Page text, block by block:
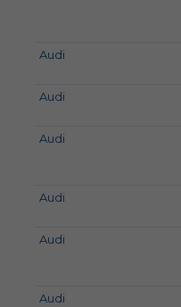
Audi
Audi
Audi
Audi
Audi
Audi